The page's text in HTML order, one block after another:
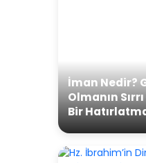
İman Nedir?
Olmanın
Bir